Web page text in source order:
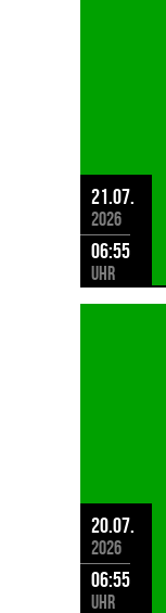
21.07.
2026
06:55
Uhr
20.07.
2026
06:55
Uhr